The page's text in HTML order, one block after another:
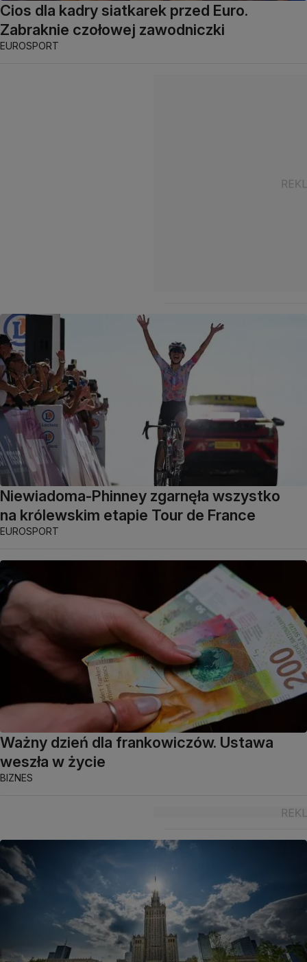
Cios dla kadry siatkarek przed Euro.
Zabraknie czołowej zawodniczki
EUROSPORT
Niewiadoma-Phinney zgarnęła wszystko
na królewskim etapie Tour de France
EUROSPORT
Ważny dzień dla frankowiczów. Ustawa
weszła w życie
BIZNES